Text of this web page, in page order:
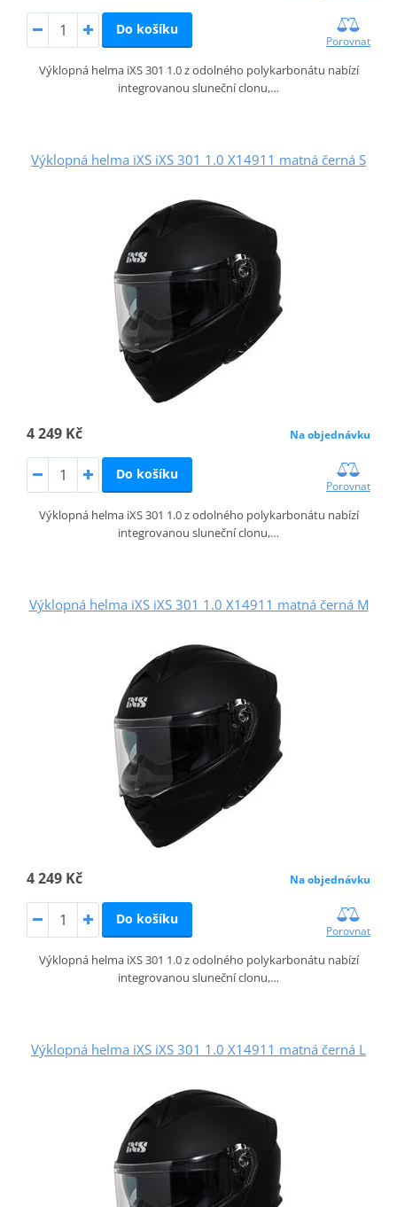
Do košíku
Porovnat
Výklopná helma iXS 301 1.0 z odolného polykarbonátu nabízí
integrovanou sluneční clonu,…
Výklopná helma iXS iXS 301 1.0 X14911 matná černá S
4 249 Kč Na objednávku
Do košíku
Porovnat
Výklopná helma iXS 301 1.0 z odolného polykarbonátu nabízí
integrovanou sluneční clonu,…
Výklopná helma iXS iXS 301 1.0 X14911 matná černá M
4 249 Kč Na objednávku
Do košíku
Porovnat
Výklopná helma iXS 301 1.0 z odolného polykarbonátu nabízí
integrovanou sluneční clonu,…
Výklopná helma iXS iXS 301 1.0 X14911 matná černá L